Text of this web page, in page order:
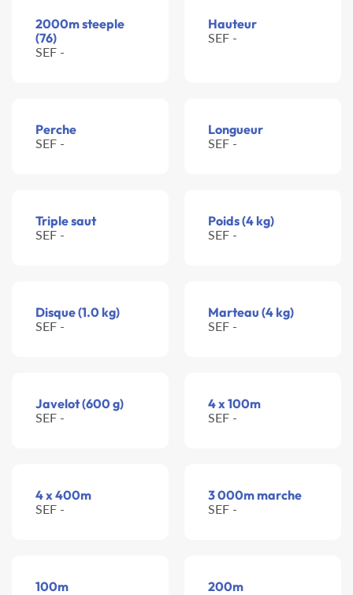
2000m steeple
(76)
SEF -
Hauteur
SEF -
Perche
SEF -
Longueur
SEF -
Triple saut
SEF -
Poids (4 kg)
SEF -
Disque (1.0 kg)
SEF -
Marteau (4 kg)
SEF -
Javelot (600 g)
SEF -
4 x 100m
SEF -
4 x 400m
SEF -
3 000m marche
SEF -
100m 200m